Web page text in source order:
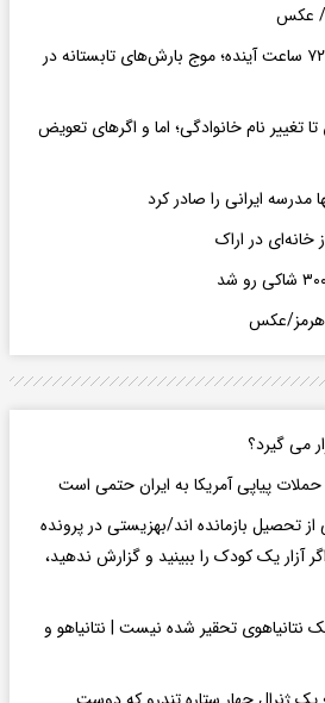
عکس
وضعیت جوی کشور در ۷۲ ساعت آینده؛ موج بارش‌های تابستانه در
تغییر نام خانوادگی؛ اما و اگرهای تعویض
ایرانی را صادر کرد
در اراک
هرمز/عکس
می گیرد؟
حملات پیاپی آمریکا به ایران حتمی است
تحصیل بازمانده اند/بهزیستی در پرونده
آزار یک کودک را ببینید و گزارش ندهید،
نتانیاهوی تحقیر شده نیست | نتانیاهو و